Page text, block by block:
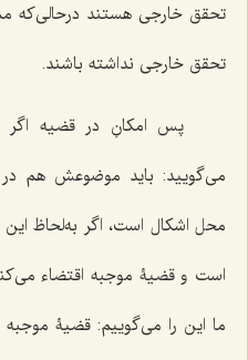
تحقق خارجى هستند درحالى‌كه
تحقق خارجى نداشته باشند.
پس امكانِ در قضیه
مى‌گویید: باید موضوعش هم
محل اشكال است، اگر به‌لحاظ
است و قضیۀ موجبه اقتضاء
ما این را مى‌گوییم: قضیۀ